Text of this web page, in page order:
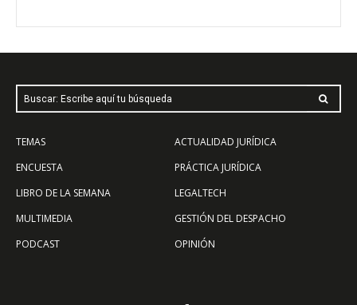
Buscar: Escribe aquí tu búsqueda
TEMAS
ENCUESTA
LIBRO DE LA SEMANA
MULTIMEDIA
PODCAST
ACTUALIDAD JURÍDICA
PRÁCTICA JURÍDICA
LEGALTECH
GESTIÓN DEL DESPACHO
OPINIÓN